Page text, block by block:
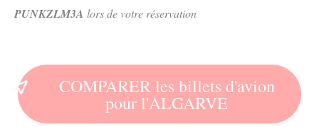
PUNKZLM3A lors de votre réservation
COMPARER les billets d'avion
pour l'ALGARVE